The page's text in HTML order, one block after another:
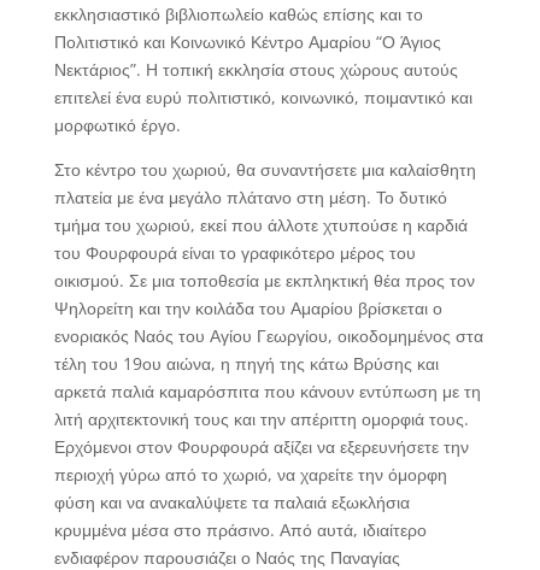
εκκλησιαστικό βιβλιοπωλείο καθώς επίσης και το
Πολιτιστικό και Κοινωνικό Κέντρο Αμαρίου “Ο Άγιος
Νεκτάριος”. Η τοπική εκκλησία στους χώρους αυτούς
επιτελεί ένα ευρύ πολιτιστικό, κοινωνικό, ποιμαντικό και
μορφωτικό έργο.
Στο κέντρο του χωριού, θα συναντήσετε μια καλαίσθητη
πλατεία με ένα μεγάλο πλάτανο στη μέση. Το δυτικό
τμήμα του χωριού, εκεί που άλλοτε χτυπούσε η καρδιά
του Φουρφουρά είναι το γραφικότερο μέρος του
οικισμού. Σε μια τοποθεσία με εκπληκτική θέα προς τον
Ψηλορείτη και την κοιλάδα του Αμαρίου βρίσκεται ο
ενοριακός Ναός του Αγίου Γεωργίου, οικοδομημένος στα
τέλη του 19ου αιώνα, η πηγή της κάτω Βρύσης και
αρκετά παλιά καμαρόσπιτα που κάνουν εντύπωση με τη
λιτή αρχιτεκτονική τους και την απέριττη ομορφιά τους.
Ερχόμενοι στον Φουρφουρά αξίζει να εξερευνήσετε την
περιοχή γύρω από το χωριό, να χαρείτε την όμορφη
φύση και να ανακαλύψετε τα παλαιά εξωκλήσια
κρυμμένα μέσα στο πράσινο. Από αυτά, ιδιαίτερο
ενδιαφέρον παρουσιάζει ο Ναός της Παναγίας